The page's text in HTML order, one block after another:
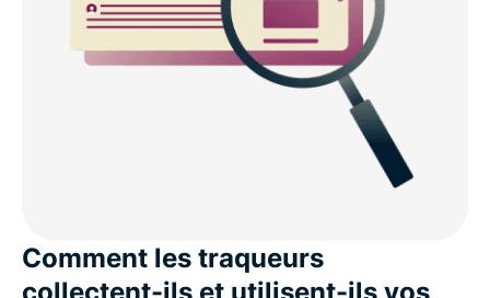
Ce que nos utilisateurs pensent d’ExpressVPN
Comment les traqueurs